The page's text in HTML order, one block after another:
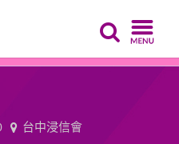
台中浸信會